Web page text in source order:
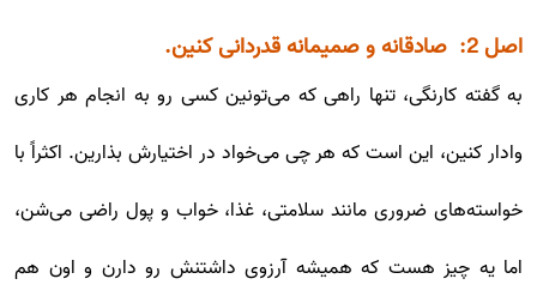
اصل 2: ​​ صادقانه و صمیمانه قدردانی کنین.
به گفته کارنگی، تنها راهی که می‌تونین کسی رو به انجام هر کاری
وادار کنین، این است که هر چی می‌خواد در اختیارش بذارین. اکثر‌اً با
خواسته‌های ضروری مانند سلامتی، غذا، خواب و پول راضی می‌شن،
اما یه چیز هست که همیشه آرزوی داشتنش رو دارن و اون هم